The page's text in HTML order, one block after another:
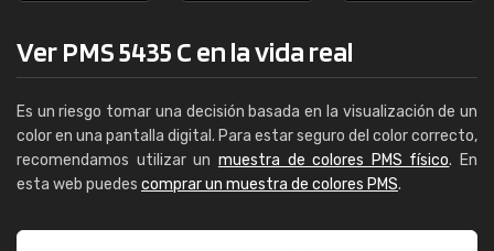
Ver PMS 5435 C en la vida real
Es un riesgo tomar una decisión basada en la visualización de un
color en una pantalla digital. Para estar seguro del color correcto,
recomendamos utilizar un muestra de colores PMS físico. En
esta web puedes comprar un muestra de colores PMS.